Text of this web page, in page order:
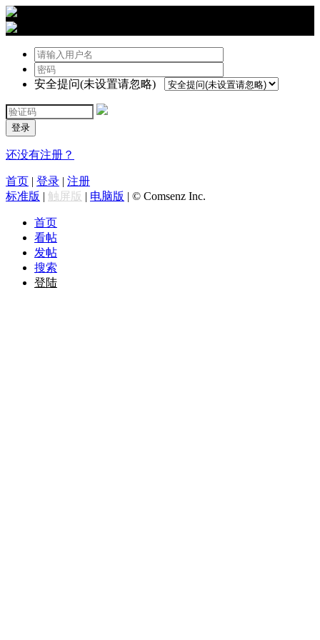
安全提问(未设置请忽略)
登录
还没有注册？
首页 | 登录 | 注册
标准版 | 触屏版 | 电脑版 | © Comsenz Inc.
首页
看帖
发帖
搜索
登陆